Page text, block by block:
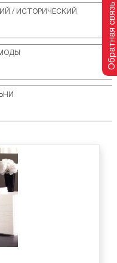
/ ИСТОРИЧЕСКИЙ Обратная связь